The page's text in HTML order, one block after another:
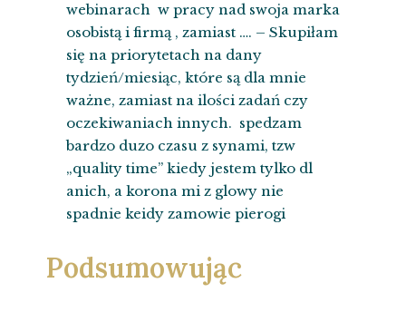
webinarach w pracy nad swoja marka
osobistą i firmą , zamiast …. – Skupiłam
się na priorytetach na dany
tydzień/miesiąc, które są dla mnie
ważne, zamiast na ilości zadań czy
oczekiwaniach innych. spedzam
bardzo duzo czasu z synami, tzw
„quality time” kiedy jestem tylko dl
anich, a korona mi z glowy nie
spadnie keidy zamowie pierogi
Podsumowując